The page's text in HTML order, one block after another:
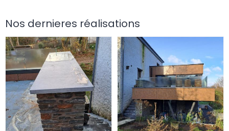
Nos dernieres réalisations